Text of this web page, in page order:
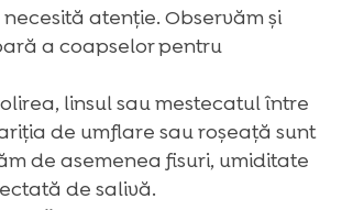
atenție. Observăm și
a coapselor pentru
linsul sau mestecatul între
de umflare sau roșeață sunt
de asemenea fisuri, umiditate
de salivă.